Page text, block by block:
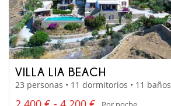
VILLA LIA BEACH
23 personas • 11 dormitorios • 11 baños